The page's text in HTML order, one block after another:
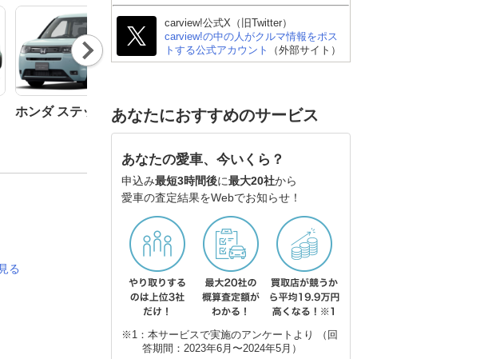
ホンダ ステップワゴン 三菱 デリカD:5
Nex
t
る
carview!公式X（旧Twitter）
carview!の中の人がクルマ情報をポス
トする公式アカウント
（外部サイト）
あなたにおすすめのサービス
あなたの愛車、今いくら？
申込み最短3時間後に最大20社から
愛車の査定結果をWebでお知らせ！
※1：本サービスで実施のアンケートより （回
答期間：2023年6月〜2024年5月）